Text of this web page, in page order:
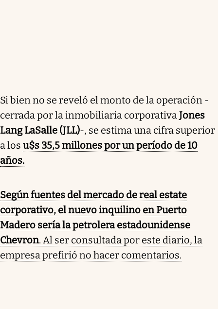
Si bien no se reveló el monto de la operación -
cerrada por la inmobiliaria corporativaJones
Lang LaSalle (JLL)-, se estima una cifra superior
a los u$s 35,5 millones por un período de 10
años.
Según fuentes del mercado de real estate
corporativo, el nuevo inquilino en Puerto
Madero sería la petrolera estadounidense
Chevron. Al ser consultada por este diario, la
empresa prefirió no hacer comentarios.